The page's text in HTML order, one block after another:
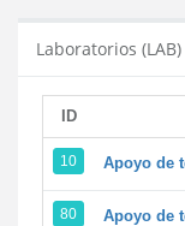
Laboratorios (LAB)
ID
10 Apoyo de
80 Apoyo de